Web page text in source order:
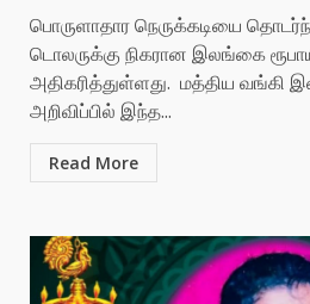
பொருளாதார நெருக்கடியை
டொலருக்கு நிகரான இலங்கை
அதிகரித்துள்ளது. மத்திய வங்கி
அறிவிப்பில் இந்த...
Read More